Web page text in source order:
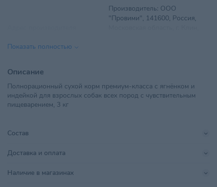
Производитель: ООО
"Провими", 141600, Россия,
Вес
Вид корма Сухой
Вкус
Импортер в РБ
Показать полностью
Описание
Полнорационный сухой корм премиум-класса с ягнёнком и
индейкой для взрослых собак всех пород с чувствительным
пищеварением, 3 кг
Состав
Доставка и оплата
Наличие в магазинах